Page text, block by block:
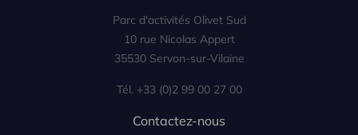
Parc d'activités Olivet Sud
10 rue Nicolas Appert
35530 Servon-sur-Vilaine
Tél. +33 (0)2 99 00 27 00
Contactez-nous